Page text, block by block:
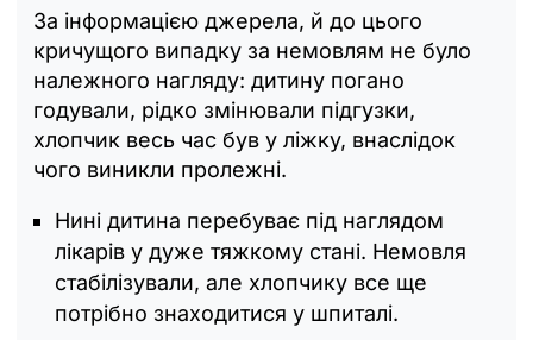
За інформацією джерела, й до цього
кричущого випадку за немовлям не було
належного нагляду: дитину погано
годували, рідко змінювали підгузки,
хлопчик весь час був у ліжку, внаслідок
чого виникли пролежні.
Нині дитина перебуває під наглядом
лікарів у дуже тяжкому стані. Немовля
стабілізували, але хлопчику все ще
потрібно знаходитися у шпиталі.